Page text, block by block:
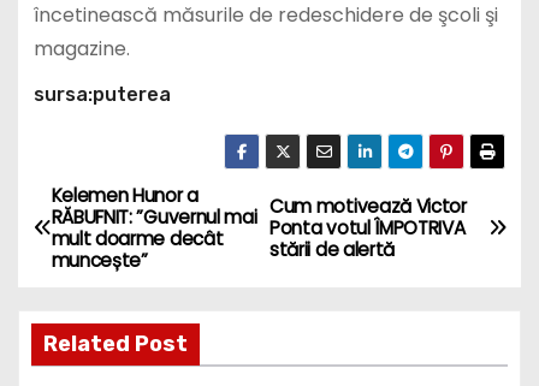
încetinească măsurile de redeschidere de şcoli şi
magazine.
sursa:puterea
P
o
t
Cum motivează Victor
Ponta votul ÎMPOTRIVA
stării de alertă
Kelemen Hunor a
RĂBUFNIT: ”Guvernul mai
mult doarme decât
muncește”
Related Post